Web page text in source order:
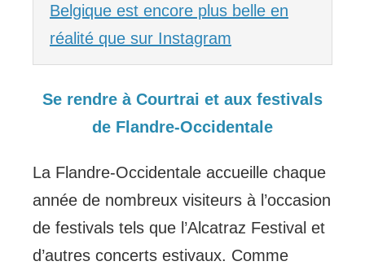
Belgique est encore plus belle en
réalité que sur Instagram
Se rendre à Courtrai et aux festivals
de Flandre-Occidentale
La Flandre-Occidentale accueille chaque
année de nombreux visiteurs à l’occasion
de festivals tels que l’Alcatraz Festival et
d’autres concerts estivaux. Comme